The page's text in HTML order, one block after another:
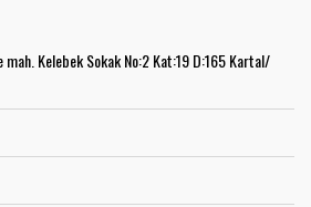
mah. Kelebek Sokak No:2 Kat:19 D:165 Kartal/